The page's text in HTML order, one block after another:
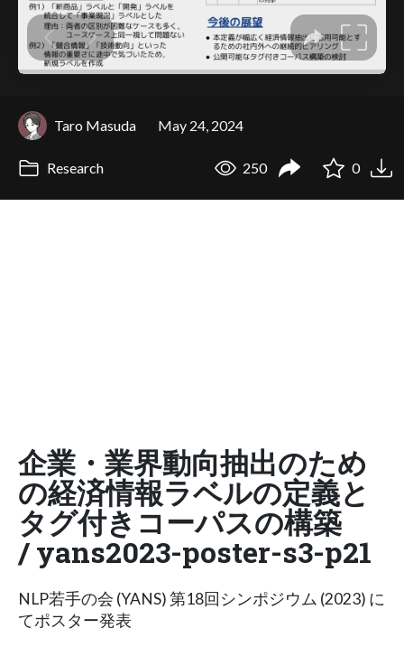
Taro Masuda May 24, 2024
Research 250 0
企業・業界動向抽出のため
の経済情報ラベルの定義と
タグ付きコーパスの構築
/ yans2023-poster-s3-p21
NLP若手の会 (YANS) 第18回シンポジウム (2023) に
てポスター発表